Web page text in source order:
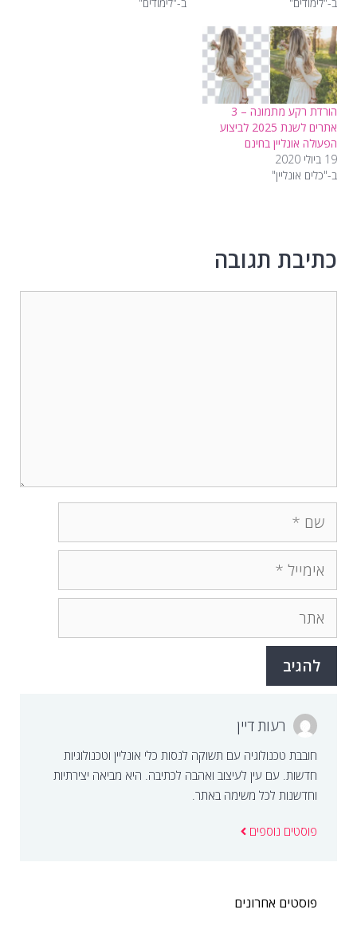
ב-"לימודים" ב-"לימודים"
הורדת רקע מתמונה – 3
אתרים לשנת 2025 לביצוע
הפעולה אונליין בחינם
19 ביולי 2020
ב-"כלים אונליין"
כתיבת תגובה
שם
אימייל
אתר
רעות דיין
חובבת טכנולוגיה עם תשוקה לנסות כלי אונליין וטכנולוגיות
חדשות. עם עין לעיצוב ואהבה לכתיבה. היא מביאה יצירתיות
וחדשנות לכל משימה באתר.
פוסטים נוספים
פוסטים אחרונים